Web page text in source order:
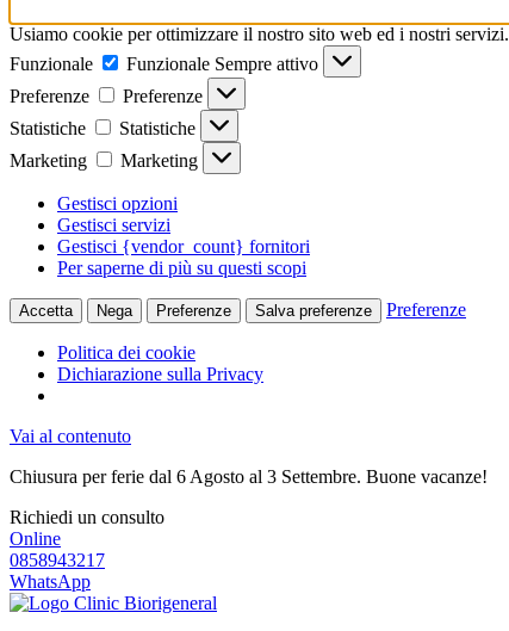
Usiamo cookie per ottimizzare il nostro sito web ed i nostri servizi.
Funzionale
Funzionale Sempre attivo
Preferenze
Preferenze
Statistiche
Statistiche
Marketing
Marketing
Gestisci opzioni
Gestisci servizi
Gestisci {vendor_count} fornitori
Per saperne di più su questi scopi
Accetta Nega Preferenze Salva preferenze Preferenze
Politica dei cookie
Dichiarazione sulla Privacy
Vai al contenuto
Chiusura per ferie dal 6 Agosto al 3 Settembre. Buone vacanze!
Richiedi un consulto
Online
0858943217
WhatsApp